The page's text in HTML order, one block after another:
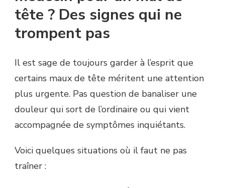
tête ? Des signes qui ne
trompent pas
Il est sage de toujours garder à l’esprit que
certains maux de tête méritent une attention
plus urgente. Pas question de banaliser une
douleur qui sort de l’ordinaire ou qui vient
accompagnée de symptômes inquiétants.
Voici quelques situations où il faut ne pas
traîner :